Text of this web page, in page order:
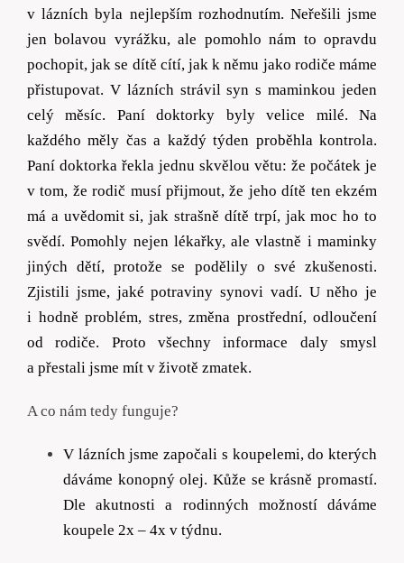
vlázních byla nejlepším rozhodnutím. Neřešili jsme
jen bolavou vyrážku, ale pomohlo nám to opravdu
pochopit, jak se dítě cítí, jak k němu jako rodiče máme
přistupovat. V lázních strávil syn s maminkou jeden
celý měsíc. Paní doktorky byly velice milé. Na
každého měly čas a každý týden proběhla kontrola.
Paní doktorka řekla jednu skvělou větu: že počátek je
v tom, že rodič musí přijmout, že jeho dítě ten ekzém
má a uvědomit si, jak strašně dítě trpí, jak moc ho to
svědí. Pomohly nejen lékařky, ale vlastně i maminky
jiných dětí, protože se podělily o své zkušenosti.
Zjistili jsme, jaké potraviny synovi vadí. U něho je
i hodně problém, stres, změna prostřední, odloučení
od rodiče. Proto všechny informace daly smysl
a přestali jsme mít v životě zmatek.
A co nám tedy funguje?
V lázních jsme započali s koupelemi, do kterých
dáváme konopný olej. Kůže se krásně promastí.
Dle akutnosti a rodinných možností dáváme
koupele 2x – 4x v týdnu.